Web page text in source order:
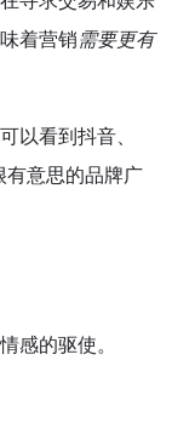
味着营销需要更有
以看到抖音、
有意思的品牌广
感的驱使。